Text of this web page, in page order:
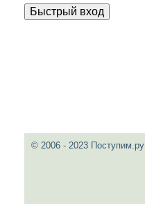
© 2006 - 2023 Поступим.ру